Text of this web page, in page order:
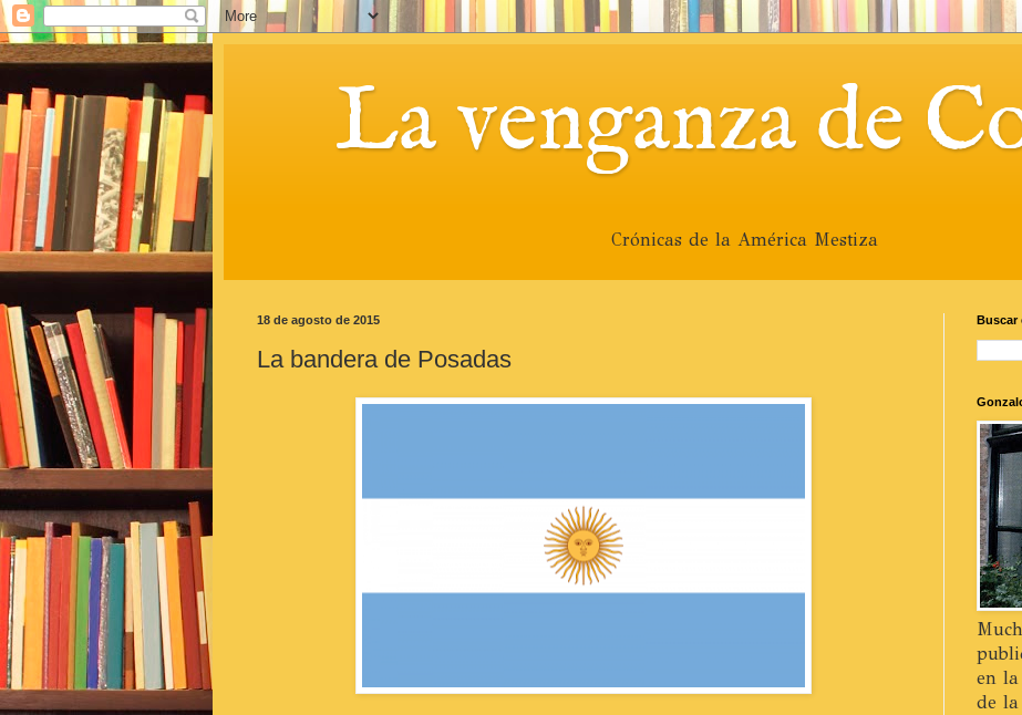
La venganza de
Crónicas de la América Mestiza
18 de agosto de 2015
La bandera de Posadas
Buscar
en
de